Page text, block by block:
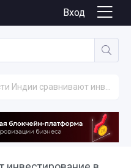
Вход
инвестирование в Биткойн и цифрове валюты со «схемами Понци»